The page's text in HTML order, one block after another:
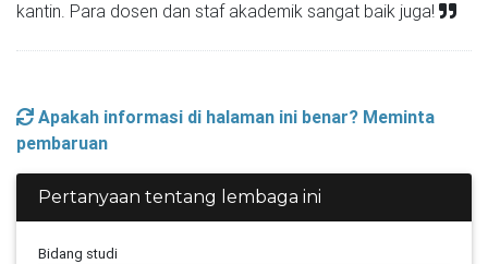
kantin. Para dosen dan staf akademik sangat baik juga!
Apakah informasi di halaman ini benar? Meminta
pembaruan
Pertanyaan tentang lembaga ini
Bidang studi